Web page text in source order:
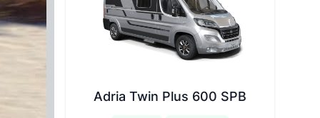
Adria Twin Plus 600 SPB